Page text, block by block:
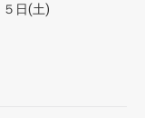
日(土)